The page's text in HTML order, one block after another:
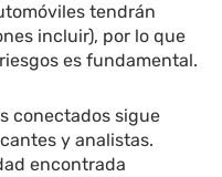
tendrán
incluir), por lo que
es fundamental.
conectados sigue
y analistas.
encontrada